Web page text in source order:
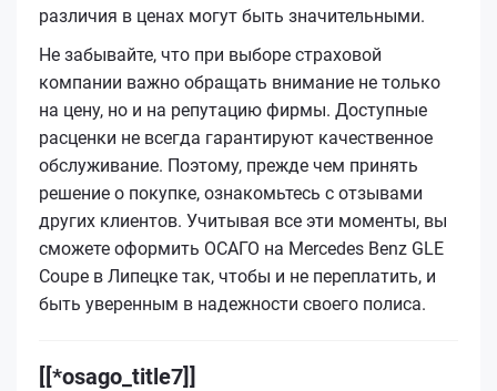
различия в ценах могут быть значительными.
Не забывайте, что при выборе страховой
компании важно обращать внимание не только
на цену, но и на репутацию фирмы. Доступные
расценки не всегда гарантируют качественное
обслуживание. Поэтому, прежде чем принять
решение о покупке, ознакомьтесь с отзывами
других клиентов. Учитывая все эти моменты, вы
сможете оформить ОСАГО на Mercedes Benz GLE
Coupe в Липецке так, чтобы и не переплатить, и
быть уверенным в надежности своего полиса.
[[*osago_title7]]